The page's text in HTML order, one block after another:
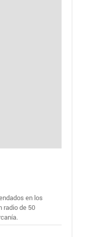
en los
radio de 50